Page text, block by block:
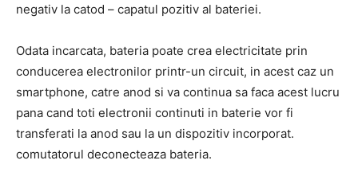
negativ la catod – capatul pozitiv al bateriei.
Odata incarcata, bateria poate crea electricitate prin
conducerea electronilor printr-un circuit, in acest caz un
smartphone, catre anod si va continua sa faca acest lucru
pana cand toti electronii continuti in baterie vor fi
transferati la anod sau la un dispozitiv incorporat.
comutatorul deconecteaza bateria.